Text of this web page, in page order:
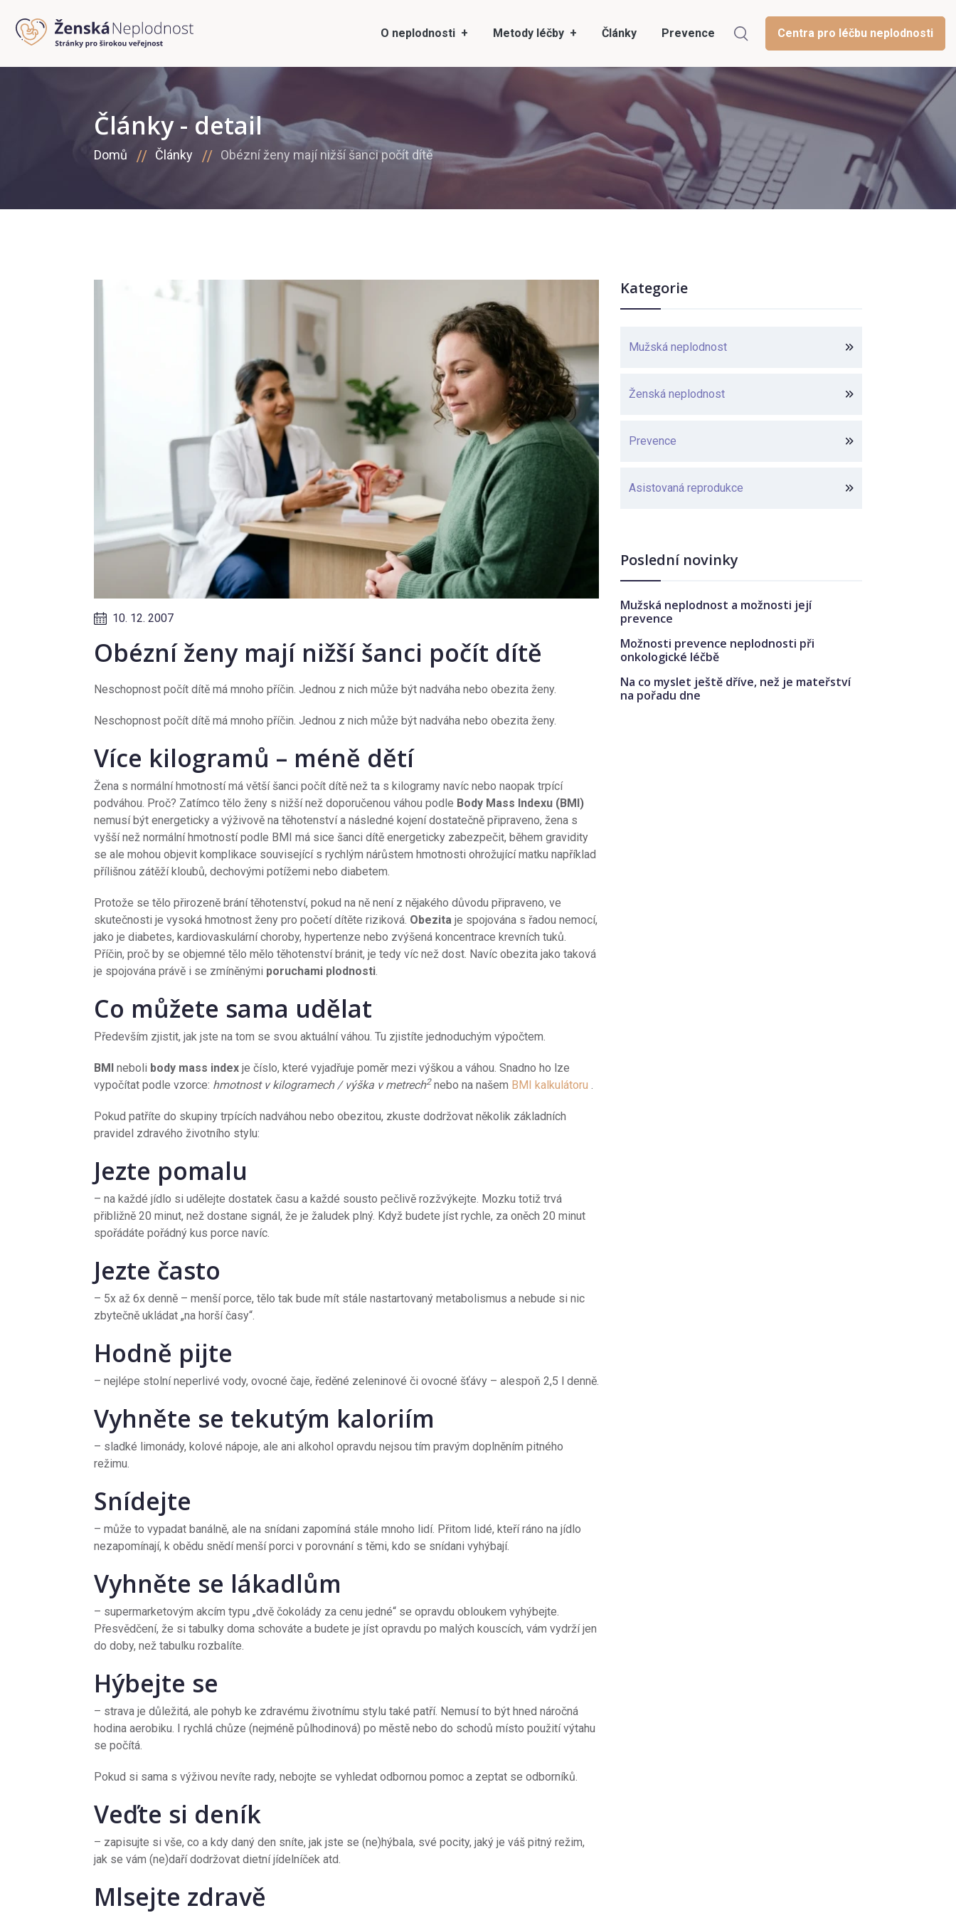
O neplodnosti Metody léčby Články Prevence Centra pro léčbu neplodnosti
Články - detail
Domů Články Obézní ženy mají nižší šanci počít dítě
10. 12. 2007
Obézní ženy mají nižší šanci počít dítě
Neschopnost počít dítě má mnoho příčin. Jednou z nich může být nadváha nebo obezita ženy.
Neschopnost počít dítě má mnoho příčin. Jednou z nich může být nadváha nebo obezita ženy.
Více kilogramů – méně dětí
Žena s normální hmotností má větší šanci počít dítě než ta s kilogramy navíc nebo naopak trpící
podváhou. Proč? Zatímco tělo ženy s nižší než doporučenou váhou podle Body Mass Indexu (BMI)
nemusí být energeticky a výživově na těhotenství a následné kojení dostatečně připraveno, žena s
vyšší než normální hmotností podle BMI má sice šanci dítě energeticky zabezpečit, během gravidity
se ale mohou objevit komplikace související s rychlým nárůstem hmotnosti ohrožující matku například
přílišnou zátěží kloubů, dechovými potížemi nebo diabetem.
Protože se tělo přirozeně brání těhotenství, pokud na ně není z nějakého důvodu připraveno, ve
skutečnosti je vysoká hmotnost ženy pro početí dítěte riziková. Obezita je spojována s řadou nemocí,
jako je diabetes, kardiovaskulární choroby, hypertenze nebo zvýšená koncentrace krevních tuků.
Příčin, proč by se objemné tělo mělo těhotenství bránit, je tedy víc než dost. Navíc obezita jako taková
je spojována právě i se zmíněnými poruchami plodnosti
Co můžete sama udělat
Především zjistit, jak jste na tom se svou aktuální váhou. Tu zjistíte jednoduchým výpočtem.
BMI neboli body mass index je číslo, které vyjadřuje poměr mezi výškou a váhou. Snadno ho lze
vypočítat podle vzorce: hmotnost v kilogramech / výška v metrech2nebo na našem BMI kalkulátoru
Pokud patříte do skupiny trpících nadváhou nebo obezitou, zkuste dodržovat několik základních
pravidel zdravého životního stylu:
Jezte pomalu
– na každé jídlo si udělejte dostatek času a každé sousto pečlivě rozžvýkejte. Mozku totiž trvá
přibližně 20 minut, než dostane signál, že je žaludek plný. Když budete jíst rychle, za oněch 20 minut
spořádáte pořádný kus porce navíc.
Jezte často
– 5x až 6x denně – menší porce, tělo tak bude mít stále nastartovaný metabolismus a nebude si nic
zbytečně ukládat „na horší časy“.
Hodně pijte
– nejlépe stolní neperlivé vody, ovocné čaje, ředěné zeleninové či ovocné šťávy – alespoň 2,5 l denně.
Vyhněte se tekutým kaloriím
– sladké limonády, kolové nápoje, ale ani alkohol opravdu nejsou tím pravým doplněním pitného
režimu.
Snídejte
– může to vypadat banálně, ale na snídani zapomíná stále mnoho lidí. Přitom lidé, kteří ráno na jídlo
nezapomínají, k obědu snědí menší porci v porovnání s těmi, kdo se snídani vyhýbají.
Vyhněte se lákadlům
– supermarketovým akcím typu „dvě čokolády za cenu jedné“ se opravdu obloukem vyhýbejte.
Přesvědčení, že si tabulky doma schováte a budete je jíst opravdu po malých kouscích, vám vydrží jen
do doby, než tabulku rozbalíte.
Hýbejte se
– strava je důležitá, ale pohyb ke zdravému životnímu stylu také patří. Nemusí to být hned náročná
hodina aerobiku. I rychlá chůze (nejméně půlhodinová) po městě nebo do schodů místo použití výtahu
se počítá.
Pokud si sama s výživou nevíte rady, nebojte se vyhledat odbornou pomoc a zeptat se odborníků.
Veďte si deník
– zapisujte si vše, co a kdy daný den sníte, jak jste se (ne)hýbala, své pocity, jaký je váš pitný režim,
jak se vám (ne)daří dodržovat dietní jídelníček atd.
Mlsejte zdravě
Kategorie
Mužská neplodnost
Ženská neplodnost
Prevence
Asistovaná reprodukce
Poslední novinky
Mužská neplodnost a možnosti její
prevence
Možnosti prevence neplodnosti při
onkologické léčbě
Na co myslet ještě dříve, než je mateřství
na pořadu dne